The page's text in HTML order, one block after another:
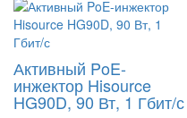
Активный PoE-
инжектор Hisource
HG90D, 90 Вт, 1 Гбит/с